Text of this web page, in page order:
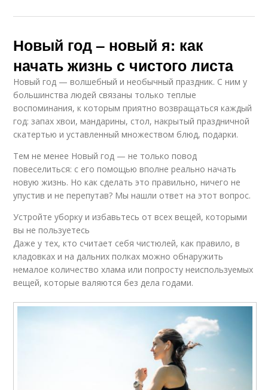
Новый год – новый я: как
начать жизнь с чистого листа
Новый год — волшебный и необычный праздник. С ним у
большинства людей связаны только теплые
воспоминания, к которым приятно возвращаться каждый
год: запах хвои, мандарины, стол, накрытый праздничной
скатертью и уставленный множеством блюд, подарки.
Тем не менее Новый год — не только повод
повеселиться: с его помощью вполне реально начать
новую жизнь. Но как сделать это правильно, ничего не
упустив и не перепутав? Мы нашли ответ на этот вопрос.
Устройте уборку и избавьтесь от всех вещей, которыми
вы не пользуетесь
Даже у тех, кто считает себя чистюлей, как правило, в
кладовках и на дальних полках можно обнаружить
немалое количество хлама или попросту неиспользуемых
вещей, которые валяются без дела годами.